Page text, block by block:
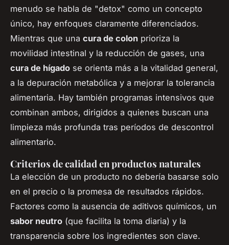
menudo se habla de "detox" como un concepto
único, hay enfoques claramente diferenciados.
Mientras que una cura de colon prioriza la
movilidad intestinal y la reducción de gases, una
cura de hígado se orienta más a la vitalidad general,
a la depuración metabólica y a mejorar la tolerancia
alimentaria. Hay también programas intensivos que
combinan ambos, dirigidos a quienes buscan una
limpieza más profunda tras períodos de descontrol
alimentario.
Criterios de calidad en productos naturales
La elección de un producto no debería basarse solo
en el precio o la promesa de resultados rápidos.
Factores como la ausencia de aditivos químicos, un
sabor neutro (que facilita la toma diaria) y la
transparencia sobre los ingredientes son clave.